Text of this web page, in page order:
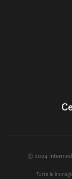
© 2024
Tutte le